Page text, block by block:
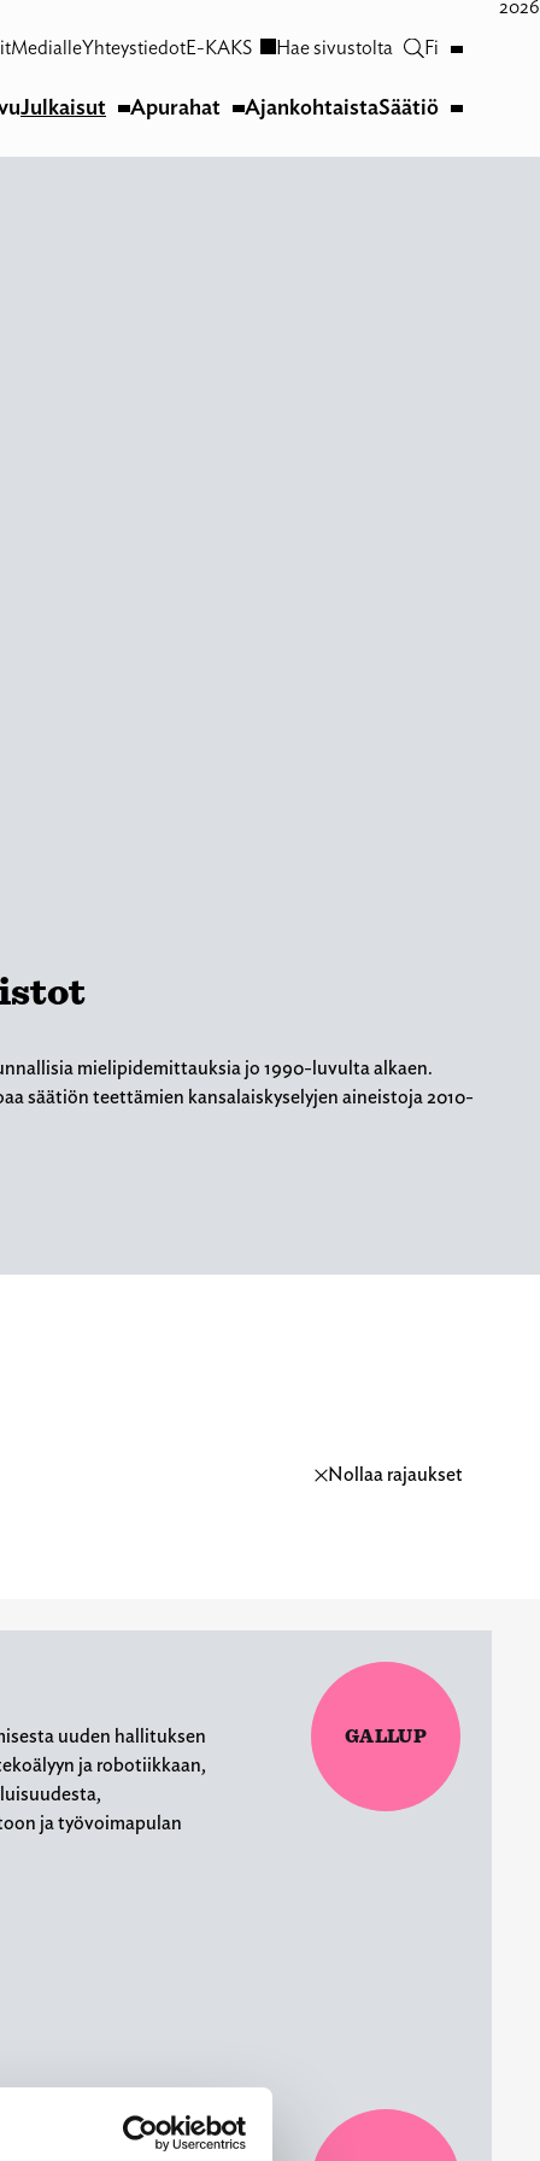
MedialleYhteystiedotE-KAKS Hae sivustolta Fi
Julkaisut Apurahat AjankohtaistaSäätiö
mielipidemittauksia jo 1990-luvulta alkaen.
säätiön teettämien kansalaiskyselyjen aineistoja 2010-
2026
Nollaa rajaukset
GALLUP
uuden hallituksen
ja robotiikkaan,
ja työvoimapulan